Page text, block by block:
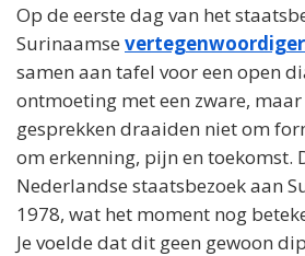
Op de eerste dag van het
Surinaamse
samen aan tafel voor een open
ontmoeting met een zware,
gesprekken draaiden niet om
om erkenning, pijn en toekomst.
Nederlandse staatsbezoek aan
1978, wat het moment nog
Je voelde dat dit geen gewoon